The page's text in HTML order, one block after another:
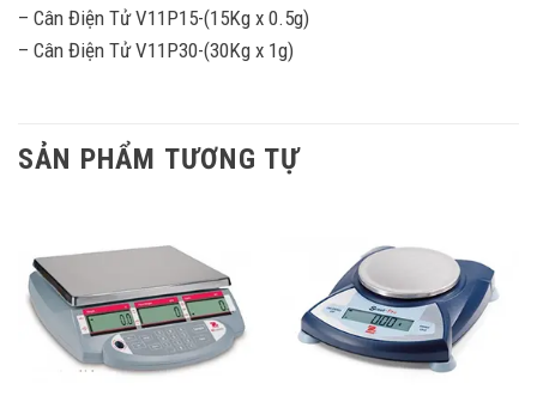
– Cân Điện Tử V11P15-(15Kg x 0.5g)
– Cân Điện Tử V11P30-(30Kg x 1g)
SẢN PHẨM TƯƠNG TỰ